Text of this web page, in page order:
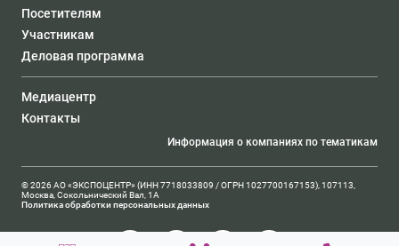
Посетителям
Участникам
Деловая программа
Медиацентр
Контакты
Информация о компаниях по тематикам
© 2026 АО «ЭКСПОЦЕНТР» (ИНН 7718033809 / ОГРН 1027700167153), 107113,
Москва, Сокольнический Вал, 1А
Политика обработки персональных данных